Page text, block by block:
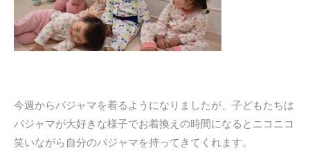
今週からパジャマを着るようになりましたが、子どもたちは
パジャマが大好きな様子でお着換えの時間になるとニコニコ
笑いながら自分のパジャマを持ってきてくれます。